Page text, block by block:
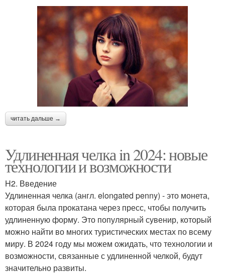
читать дальше →
Удлиненная челка in 2024: новые
технологии и возможности
H2. Введение
Удлиненная челка (англ. elongated penny) - это монета,
которая была прокатана через пресс, чтобы получить
удлиненную форму. Это популярный сувенир, который
можно найти во многих туристических местах по всему
миру. В 2024 году мы можем ожидать, что технологии и
возможности, связанные с удлиненной челкой, будут
значительно развиты.